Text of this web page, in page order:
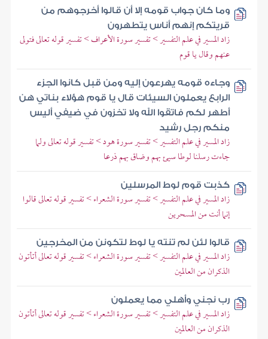
وما كان جواب قومه إلا أن قالوا أخرجوهم من
قريتكم إنهم أناس يتطهرون
زاد المسير في علم التفسير > تفسير سورة الأعراف > تفسير قوله تعالى فتولى
عنهم وقال يا قوم
وجاءه قومه يهرعون إليه ومن قبل كانوا الجزء
الرابع يعملون السيئات قال يا قوم هؤلاء بناتي هن
أطهر لكم فاتقوا الله ولا تخزون في ضيفي أليس
منكم رجل رشيد
زاد المسير في علم التفسير > تفسير سورة هود > تفسير قوله تعالى ولما
جاءت رسلنا لوطا سيئ بهم وضاق بهم ذرعا
كذبت قوم لوط المرسلين
زاد المسير في علم التفسير > تفسير سورة الشعراء > تفسير قوله تعالى قالوا
إنما أنت من المسحرين
قالوا لئن لم تنته يا لوط لتكونن من المخرجين
زاد المسير في علم التفسير > تفسير سورة الشعراء > تفسير قوله تعالى أتأتون
الذكران من العالمين
رب نجني وأهلي مما يعملون
زاد المسير في علم التفسير > تفسير سورة الشعراء > تفسير قوله تعالى أتأتون
الذكران من العالمين